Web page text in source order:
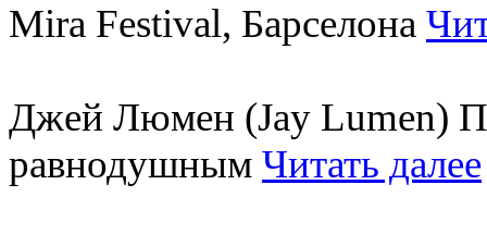
Mira Festival, Барселона
Джей Люмен (Jay Lumen)
равнодушным Читать далее